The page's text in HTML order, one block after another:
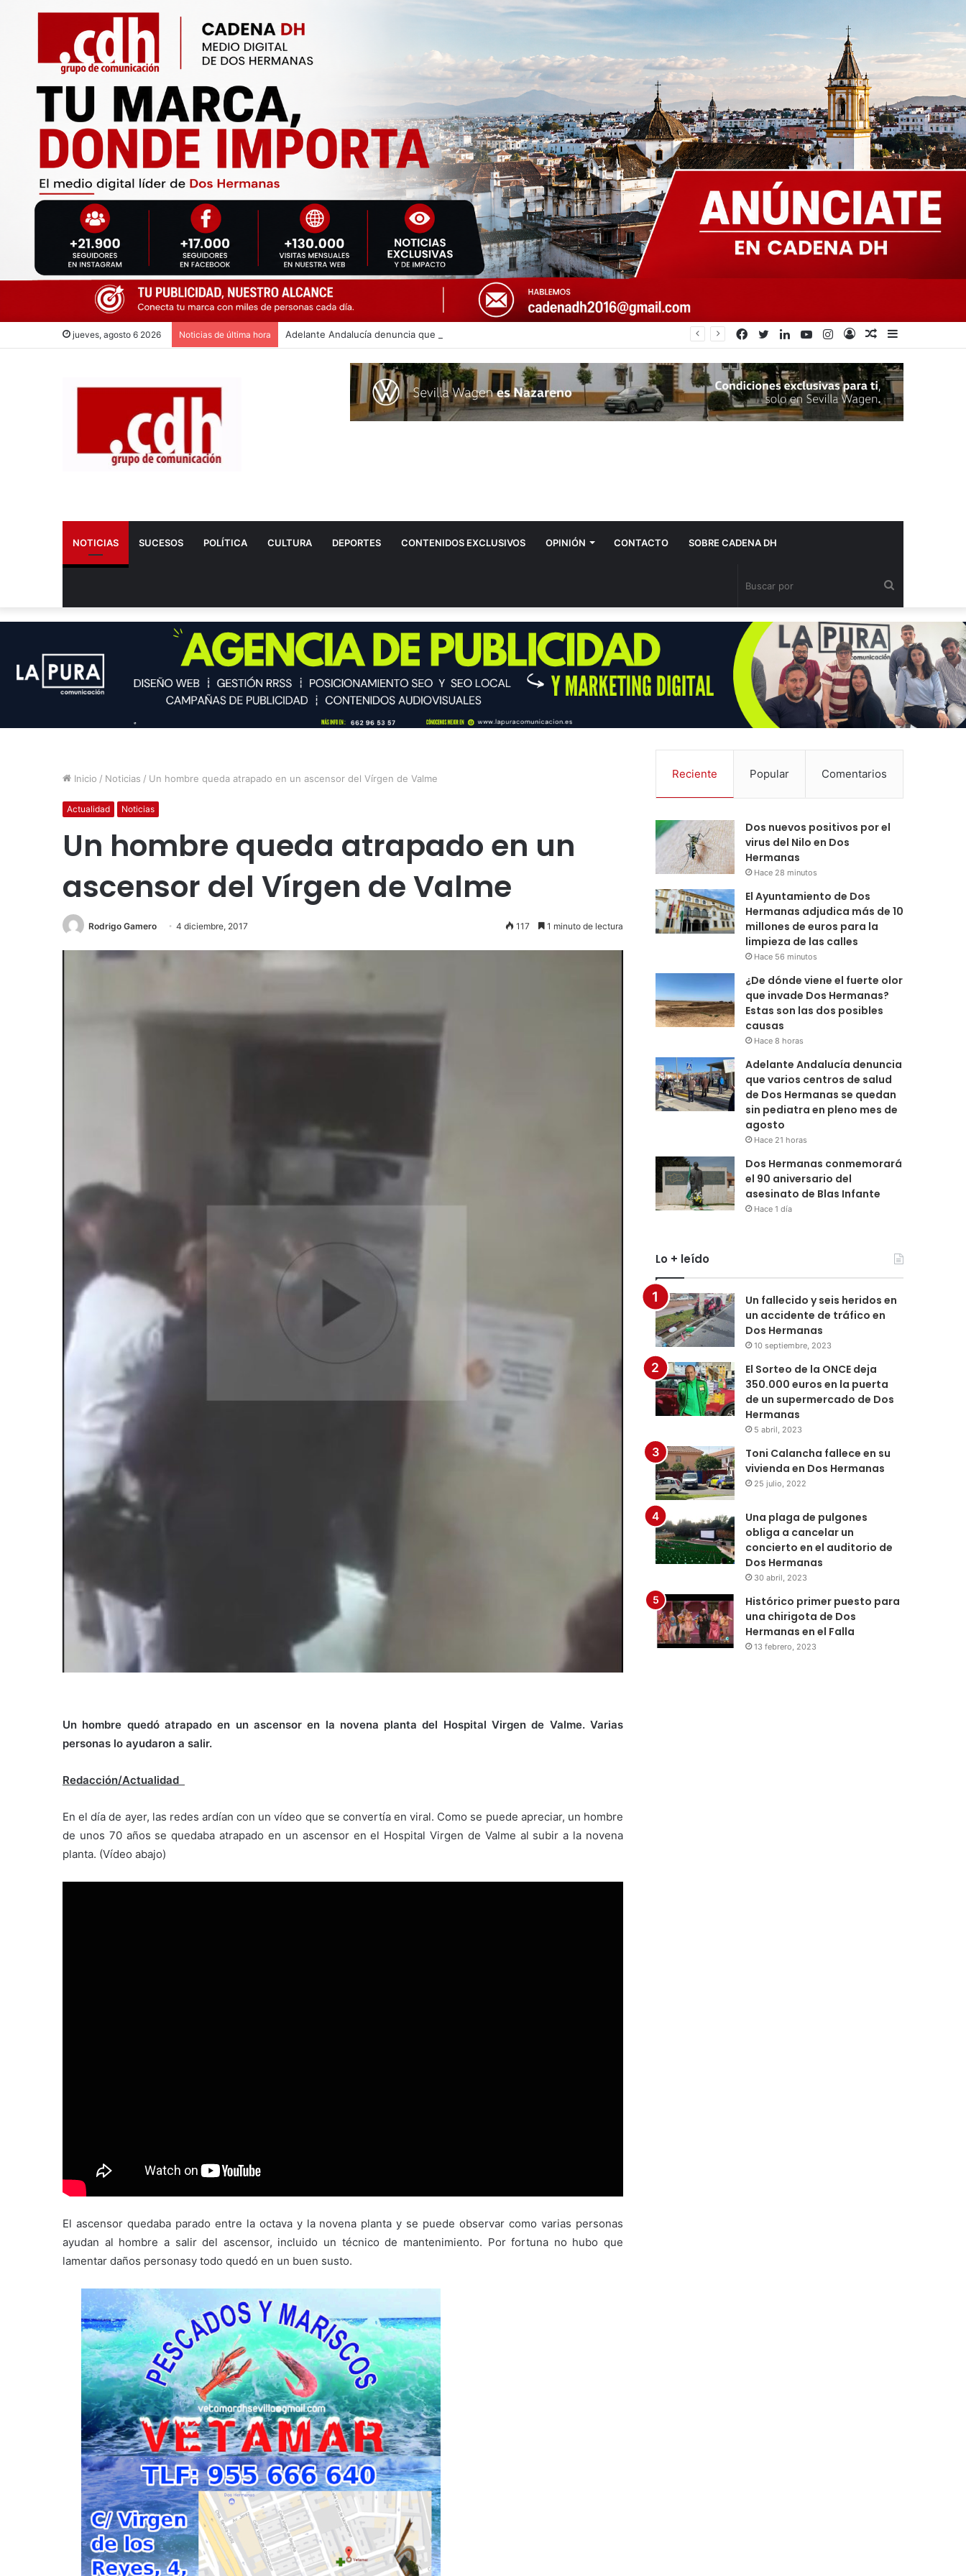
jueves, agosto 6 2026 Noticias de última hora
lateral
Publicación
al
azar
Acceso
Instagram
YouTube
LinkedIn
Twitter
Facebook
NOTICIAS SUCESOS POLÍTICA CULTURA DEPORTES CONTENIDOS EXCLUSIVOS OPINIÓN CONTACTO SOBRE CADENA DH
por
Inicio / Noticias / Un hombre queda atrapado en un ascensor del Vírgen de Valme
Actualidad Noticias
Un hombre queda atrapado en un
ascensor del Vírgen de Valme
Rodrigo Gamero 4 diciembre, 2017 117 1 minuto de lectura
Un hombre quedó atrapado en un ascensor en la novena planta del Hospital Virgen de Valme. Varias
personas lo ayudaron a salir.
Redacción/Actualidad
En el día de ayer, las redes ardían con un vídeo que se convertía en viral. Como se puede apreciar, un hombre
de unos 70 años se quedaba atrapado en un ascensor en el Hospital Virgen de Valme al subir a la novena
planta. (Vídeo abajo)
El ascensor quedaba parado entre la octava y la novena planta y se puede observar como varias personas
ayudan al hombre a salir del ascensor, incluido un técnico de mantenimiento. Por fortuna no hubo que
lamentar daños personasy todo quedó en un buen susto.
Reciente Popular Comentarios
Dos nuevos positivos por el
virus del Nilo en Dos
Hermanas
Hace 28 minutos
El Ayuntamiento de Dos
Hermanas adjudica más de 10
millones de euros para la
limpieza de las calles
Hace 56 minutos
¿De dónde viene el fuerte olor
que invade Dos Hermanas?
Estas son las dos posibles
causas
Hace 8 horas
Adelante Andalucía denuncia
que varios centros de salud
de Dos Hermanas se quedan
sin pediatra en pleno mes de
agosto
Hace 21 horas
Dos Hermanas conmemorará
el 90 aniversario del
asesinato de Blas Infante
Hace 1 día
Lo + leído
Un fallecido y seis heridos en
un accidente de tráfico en
Dos Hermanas
10 septiembre, 2023
El Sorteo de la ONCE deja
350.000 euros en la puerta
de un supermercado de Dos
Hermanas
5 abril, 2023
Toni Calancha fallece en su
vivienda en Dos Hermanas
25 julio, 2022
Una plaga de pulgones
obliga a cancelar un
concierto en el auditorio de
Dos Hermanas
30 abril, 2023
Histórico primer puesto para
una chirigota de Dos
Hermanas en el Falla
13 febrero, 2023